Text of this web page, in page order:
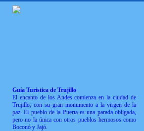
Guía Turística de Trujillo
El encanto de los Andes comienza en la ciudad de
Trujillo, con su gran monumento a la virgen de la
paz. El pueblo de la Puerta es una parada obligada,
pero no la única con otros pueblos hermosos como
Boconó y Jajó.